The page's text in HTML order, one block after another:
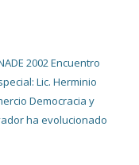
2002 Encuentro
Lic. Herminio
Democracia y
ha evolucionado